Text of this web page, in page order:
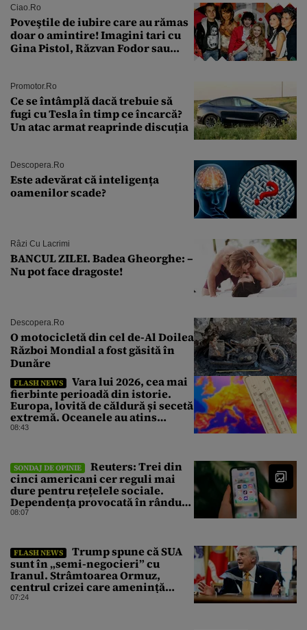
îmi salvez viața”
Ciao.ro
Poveştile de iubire care au rămas
doar o amintire! Imagini tari cu
Gina Pistol, Răzvan Fodor sau
Promotor.ro
Ce se întâmplă dacă trebuie să
fugi cu Tesla în timp ce încarcă?
Un atac armat reaprinde discuția
Descopera.ro
Este adevărat că inteligența
oamenilor scade?
Râzi Cu Lacrimi
BANCUL ZILEI. Badea Gheorghe: –
Nu pot face dragoste!
Descopera.ro
O motocicletă din cel de-Al Doilea
Război Mondial a fost găsită în
Dunăre
FLASH NEWS
Vara lui 2026, cea mai
fierbinte perioadă din istorie.
Europa, lovită de căldură și secetă
extremă. Oceanele au atins
temperaturi record
08:43
SONDAJ DE OPINIE
Reuters: Trei din
cinci americani cer reguli mai
dure pentru rețelele sociale.
Dependența provocată în rândul
copiilor, principala îngrijorare
08:07
FLASH NEWS
Trump spune că SUA
sunt în „semi-negocieri” cu
Iranul. Strâmtoarea Ormuz,
centrul crizei care amenință
piața mondială a petrolului
07:24